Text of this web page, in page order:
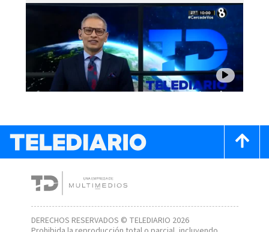
DERECHOS RESERVADOS © TELEDIARIO 2026